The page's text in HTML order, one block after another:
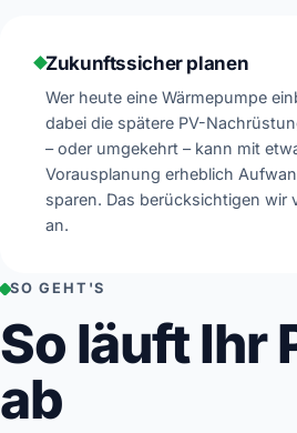
Zukunftssicher planen
Wer heute eine Wärmepumpe
dabei die spätere PV-
– oder umgekehrt – kann mit
Vorausplanung erheblich
sparen. Das berücksichtigen wir
an.
SO GEHT'S
So läuft Ihr
ab